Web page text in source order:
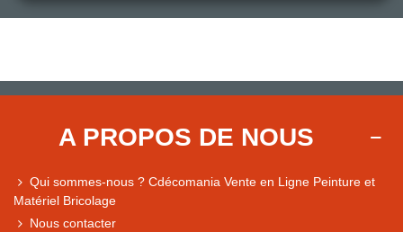
A PROPOS DE NOUS
Qui sommes-nous ? Cdécomania Vente en Ligne Peinture et
Matériel Bricolage
Nous contacter